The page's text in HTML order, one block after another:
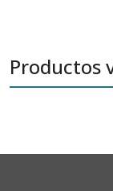
Productos